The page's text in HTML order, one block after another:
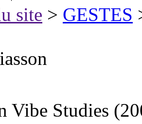
site > GESTES
Vibe Studies